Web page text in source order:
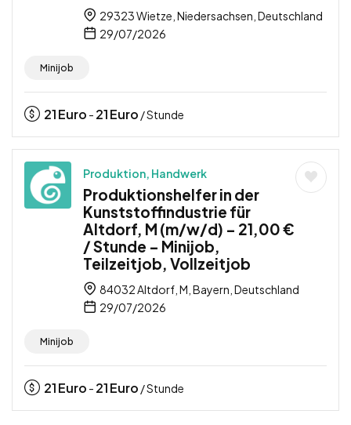
29323 Wietze, Niedersachsen, Deutschland
29/07/2026
Minijob
21Euro - 21Euro / Stunde
Produktion, Handwerk
Produktionshelfer in der
Kunststoffindustrie für
Altdorf, M (m/w/d) – 21,00 €
/ Stunde – Minijob,
Teilzeitjob, Vollzeitjob
84032 Altdorf, M, Bayern, Deutschland
29/07/2026
Minijob
21Euro - 21Euro / Stunde